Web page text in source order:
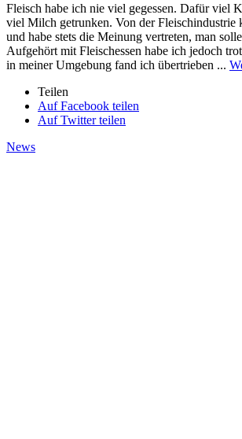
Fleisch habe ich nie viel gegessen. Dafür viel
viel Milch getrunken. Von der Fleischindustrie
und habe stets die Meinung vertreten, man
Aufgehört mit Fleischessen habe ich jedoch
in meiner Umgebung fand ich übertrieben ...
Teilen
Auf Facebook teilen
Auf Twitter teilen
News